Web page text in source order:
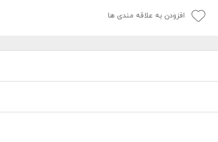
افزودن به علاقه مندی ها